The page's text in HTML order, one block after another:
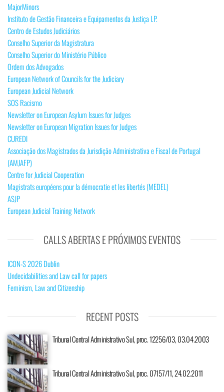
MajorMinors
Instituto de Gestão Financeira e Equipamentos da Justiça I.P.
Centro de Estudos Judiciários
Conselho Superior da Magistratura
Conselho Superior do Ministério Público
Ordem dos Advogados
European Network of Councils for the Judiciary
European Judicial Network
SOS Racismo
Newsletter on European Asylum Issues for Judges
Newsletter on European Migration Issues for Judges
CUREDI
Associação dos Magistrados da Jurisdição Administrativa e Fiscal de Portugal
(AMJAFP)
Centre for Judicial Cooperation
Magistrats européens pour la démocratie et les libertés (MEDEL)
ASJP
European Judicial Training Network
CALLS ABERTAS E PRÓXIMOS EVENTOS
ICON-S 2026 Dublin
Undecidabilities and Law call for papers
Feminism, Law and Citizenship
RECENT POSTS
Tribunal Central Administrativo Sul, proc. 12256/03, 03.04.2003
Tribunal Central Administrativo Sul, proc. 07157/11, 24.02.2011